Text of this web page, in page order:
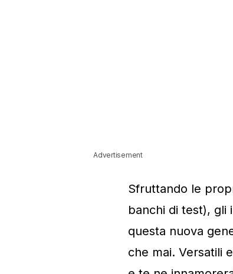
Advertisement
Sfruttando le
banchi di test), gli
questa nuova
che mai. Versatili